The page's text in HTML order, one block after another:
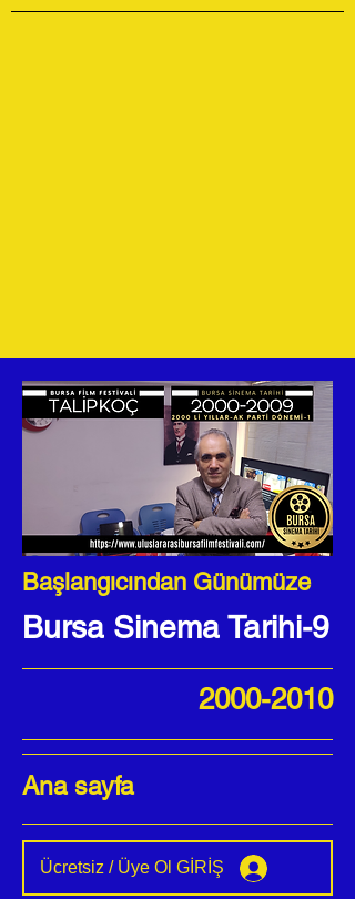
Başlangıcından Günümüze
Bursa Sinema Tarihi-9
2000-2010
Ana sayfa
Ücretsiz / Üye Ol GİRİŞ